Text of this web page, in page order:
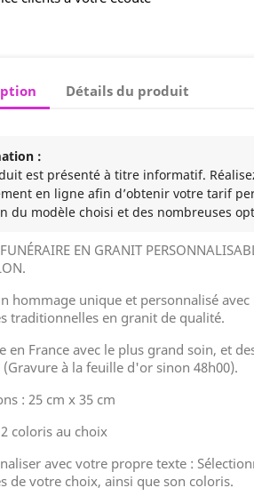
Détails du produit
:
est présenté à titre informatif.
en ligne afin d’obtenir votre tarif
du modèle choisi et des nombreuses
EN GRANIT
hommage unique et personnalisé
traditionnelles en granit de qualité.
en France avec le plus grand soin, et
(Gravure à la feuille d'or sinon 48h00).
: 25 cm x 35 cm
coloris au choix
avec votre propre texte :
de votre choix, ainsi que son coloris.